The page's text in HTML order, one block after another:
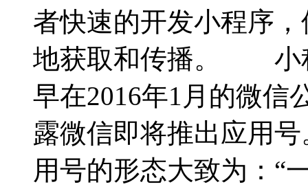
者快速的开发小程序
地获取和传播。 小
早在2016年1月的微信
露微信即将推出应用
用号的形态大致为：“